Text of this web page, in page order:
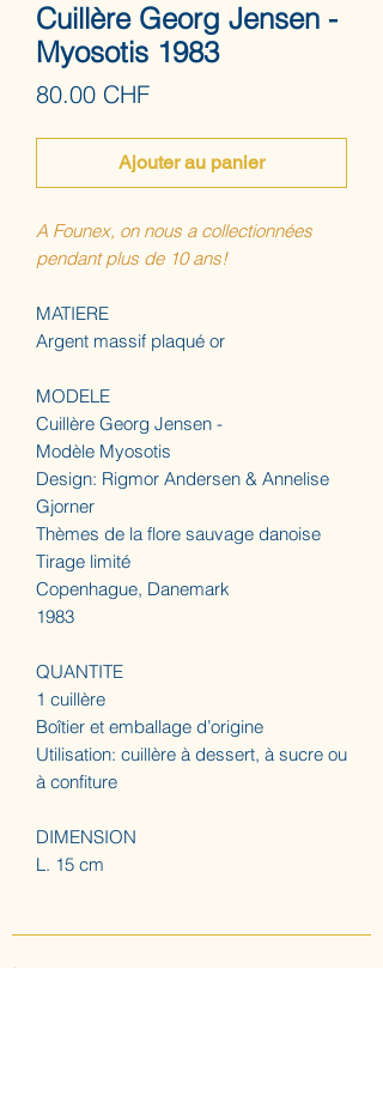
Cuillère Georg Jensen -
Myosotis 1983
80.00 CHFPrix
Ajouter au panier
A Founex, on nous a collectionnées
pendant plus de 10 ans!
MATIERE
Argent massif plaqué or
MODELE
Cuillère Georg Jensen -
Modèle Myosotis
Design: Rigmor Andersen & Annelise
Gjorner
Thèmes de la flore sauvage danoise
Tirage limité
Copenhague, Danemark
1983
QUANTITE
1 cuillère
Boîtier et emballage d’origine
Utilisation: cuillère à dessert, à sucre ou
à confiture
DIMENSION
L. 15 cm
A propos